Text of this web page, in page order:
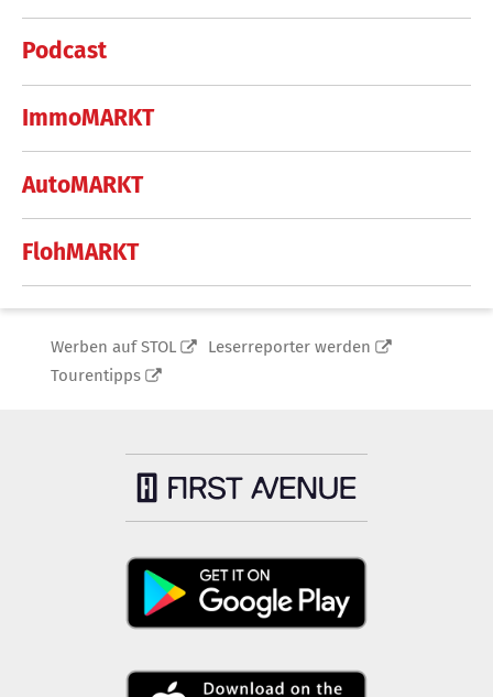
Podcast
ImmoMARKT
AutoMARKT
FlohMARKT
Werben auf STOL
Leserreporter werden
Tourentipps